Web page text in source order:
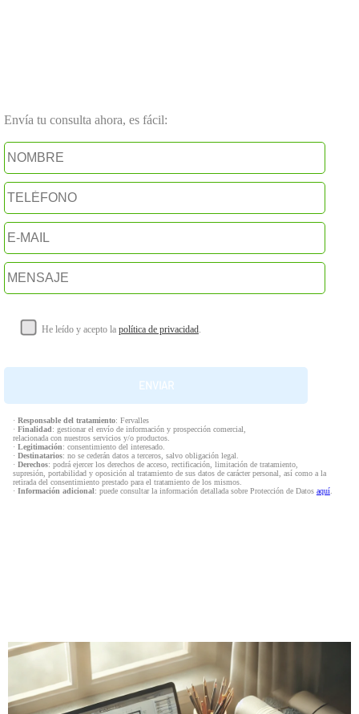
Envía tu consulta ahora, es fácil:
He leído y acepto la política de privacidad.
· Responsable del tratamiento: Fervalles
· Finalidad: gestionar el envío de información y prospección comercial,
relacionada con nuestros servicios y/o productos.
· Legitimación: consentimiento del interesado.
· Destinatarios: no se cederán datos a terceros, salvo obligación legal.
· Derechos: podrá ejercer los derechos de acceso, rectificación, limitación de tratamiento,
supresión, portabilidad y oposición al tratamiento de sus datos de carácter personal, así como a la
retirada del consentimiento prestado para el tratamiento de los mismos.
· Información adicional: puede consultar la información detallada sobre Protección de Datos aquí.